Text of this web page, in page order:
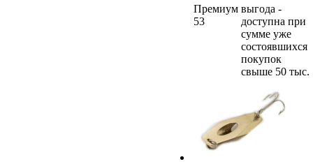
Премиум
53
выгода -
доступна при
сумме уже
состоявшихся
покупок
свыше 50 тыс.